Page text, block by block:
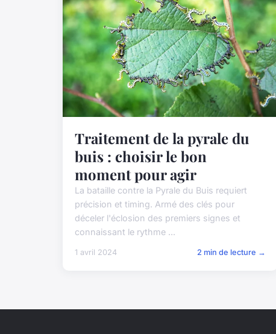
Traitement de la pyrale du
buis : choisir le bon
moment pour agir
La bataille contre la Pyrale du Buis requiert
précision et timing. Armé des clés pour
déceler l'éclosion des premiers signes et
connaissant le rythme ...
1 avril 2024 2 min de lecture →